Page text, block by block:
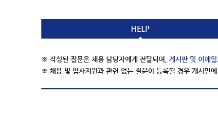
HELP
※ 작성된 질문은 채용 담당자에게 전달되며, 게시판 및 이메
※ 채용 및 입사지원과 관련 없는 질문이 등록될 경우 게시판